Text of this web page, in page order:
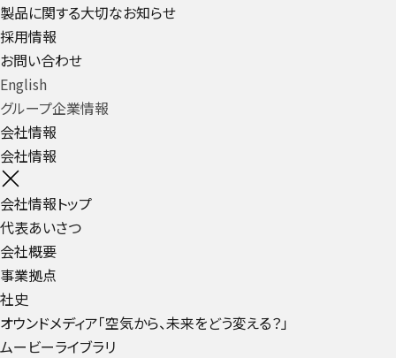
製品に関する大切なお知らせ
採用情報
お問い合わせ
English
グループ企業情報
会社情報
会社情報
会社情報トップ
代表あいさつ
会社概要
事業拠点
社史
オウンドメディア「空気から、未来をどう変える？」
ムービーライブラリ